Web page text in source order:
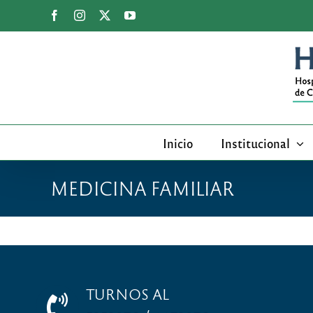
FacebookInstagram YouTube
Inicio Institucional
MEDICINA FAMILIAR
TURNOS AL